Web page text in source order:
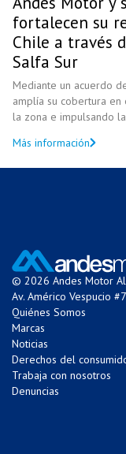
fortalecen su
Chile a través
Salfa Sur
Mediante un acuerdo
amplía su cobertura en
la zona e impulsando
Más información
© 2026 Andes Motor
Av. Américo Vespucio
Quiénes Somos
Marcas
Noticias
Derechos del
Trabaja con nosotros
Denuncias